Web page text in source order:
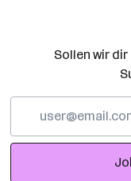
Sollen wir
Adresse